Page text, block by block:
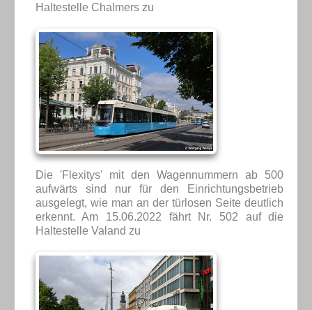
Haltestelle Chalmers zu
Die 'Flexitys' mit den Wagennummern ab 500
aufwärts sind nur für den Einrichtungsbetrieb
ausgelegt, wie man an der türlosen Seite deutlich
erkennt. Am 15.06.2022 fährt Nr. 502 auf die
Haltestelle Valand zu